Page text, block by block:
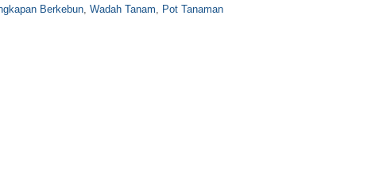
Berkebun, Wadah Tanam Pot Tanaman